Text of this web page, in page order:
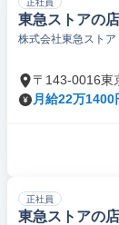
正社員
東急ストアの
株式会社東急ストア
〒143-0016東
月給22万1400
正社員
東急ストアの